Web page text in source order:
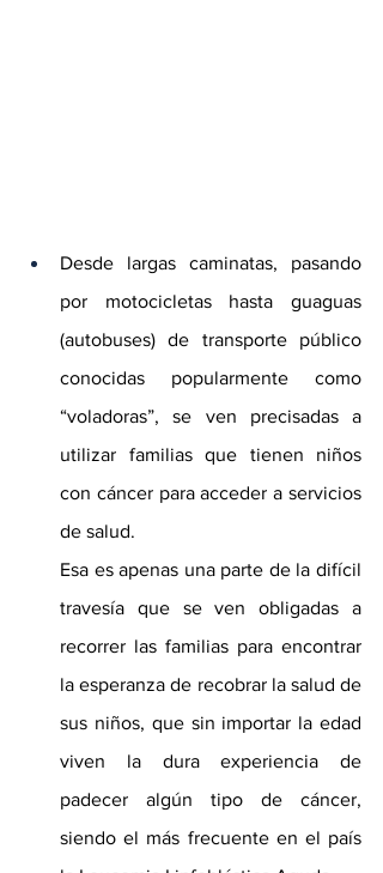
Desde largas caminatas, pasando
por motocicletas hasta guaguas
(autobuses) de transporte público
conocidas popularmente como
“voladoras”, se ven precisadas a
utilizar familias que tienen niños
con cáncer para acceder a servicios
de salud.
Esa es apenas una parte de la difícil
travesía que se ven obligadas a
recorrer las familias para encontrar
la esperanza de recobrar la salud de
sus niños, que sin importar la edad
viven la dura experiencia de
padecer algún tipo de cáncer,
siendo el más frecuente en el país